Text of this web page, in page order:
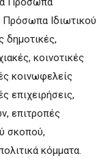
Πρόσωπα Ιδιωτικού
δημοτικές,
κοινοτικές
κοινωφελείς
επιχειρήσεις,
επιτροπές
σκοπού,
κόμματα.